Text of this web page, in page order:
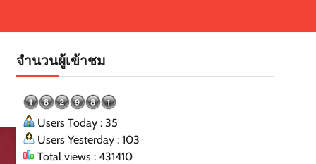
จำนวนผู้เข้าชม
Users Today : 35
Users Yesterday : 103
Total views : 431410